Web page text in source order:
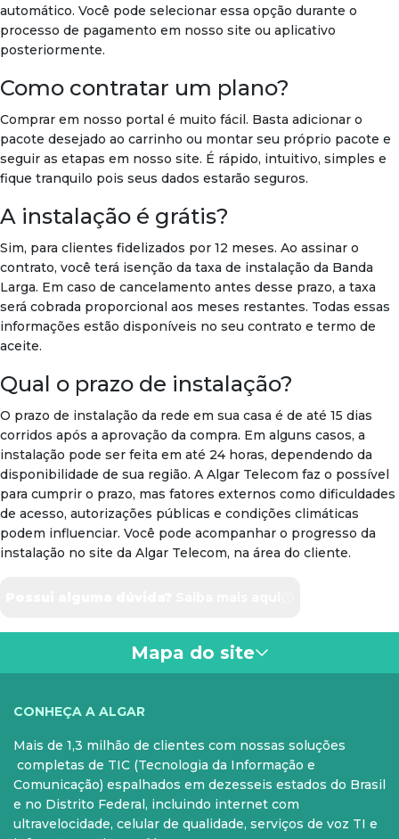
automático. Você pode selecionar essa opção durante o
processo de pagamento em nosso site ou aplicativo
posteriormente.
Como contratar um plano?
Comprar em nosso portal é muito fácil. Basta adicionar o
pacote desejado ao carrinho ou montar seu próprio pacote e
seguir as etapas em nosso site. É rápido, intuitivo, simples e
fique tranquilo pois seus dados estarão seguros.
A instalação é grátis?
Sim, para clientes fidelizados por 12 meses. Ao assinar o
contrato, você terá isenção da taxa de instalação da Banda
Larga. Em caso de cancelamento antes desse prazo, a taxa
será cobrada proporcional aos meses restantes. Todas essas
informações estão disponíveis no seu contrato e termo de
aceite.
Qual o prazo de instalação?
O prazo de instalação da rede em sua casa é de até 15 dias
corridos após a aprovação da compra. Em alguns casos, a
instalação pode ser feita em até 24 horas, dependendo da
disponibilidade de sua região. A Algar Telecom faz o possível
para cumprir o prazo, mas fatores externos como dificuldades
de acesso, autorizações públicas e condições climáticas
podem influenciar. Você pode acompanhar o progresso da
instalação no site da Algar Telecom, na área do cliente.
Mapa do site
PARA SUA CASA
Internet Fibra
Fixo
CELULAR
Controle e Pós
Aparelhos
CONHEÇA A ALGAR
Mais de 1,3 milhão de clientes com nossas soluções
completas de TIC (Tecnologia da Informação e
Comunicação) espalhados em dezesseis estados do Brasil
e no Distrito Federal, incluindo internet com
ultravelocidade, celular de qualidade, serviços de voz TI e